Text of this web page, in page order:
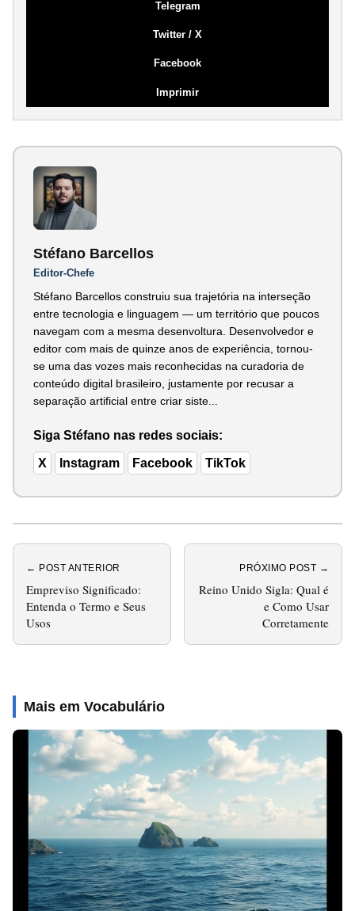
Telegram
Twitter / X
Facebook
Imprimir
Stéfano Barcellos
Editor-Chefe
Stéfano Barcellos construiu sua trajetória na interseção
entre tecnologia e linguagem — um território que poucos
navegam com a mesma desenvoltura. Desenvolvedor e
editor com mais de quinze anos de experiência, tornou-
se uma das vozes mais reconhecidas na curadoria de
conteúdo digital brasileiro, justamente por recusar a
separação artificial entre criar siste...
Siga Stéfano nas redes sociais:
X Instagram Facebook TikTok
← POST ANTERIOR
Empreviso Significado:
Entenda o Termo e Seus
Usos
PRÓXIMO POST →
Reino Unido Sigla: Qual é
e Como Usar
Corretamente
Mais em Vocabulário